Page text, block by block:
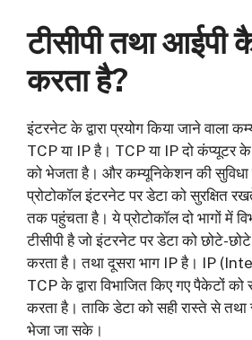
टीसीपी तथा आईपी
करता है?
इंटरनेट के द्वारा प्रयोग किया जाने वाला
TCP या IP है। TCP या IP दो
को भेजता है। और कम्यूनिकेशन की
प्रोटोकॉल इंटरनेट पर डेटा को सुरक्षित
तक पहुंचता है। ये प्रोटोकॉल दो भागों में
टीसीपी है जो इंटरनेट पर डेटा को छोटे-
करता है। तथा दूसरा भाग IP है। IP
TCP के द्वारा विभाजित किए गए पैकेटों
करता है। ताकि डेटा को सही रास्ते से
भेजा जा सके।